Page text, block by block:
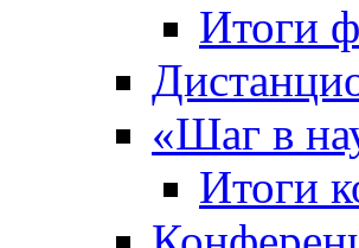
Итоги
«Шаг в
Итоги